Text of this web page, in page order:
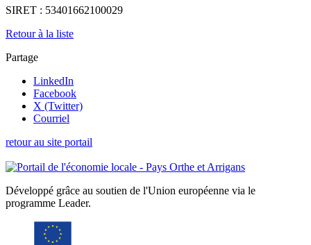
SIRET : 53401662100029
Retour à la liste
Partage
LinkedIn
Facebook
X (Twitter)
Courriel
retour au site portail
Développé grâce au soutien de l'Union européenne via le
programme Leader.